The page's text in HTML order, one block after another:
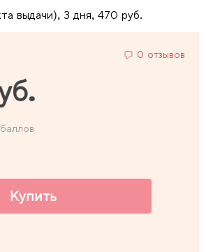
выдачи), 3 дня, 470 руб.
0 отзывов
Купить